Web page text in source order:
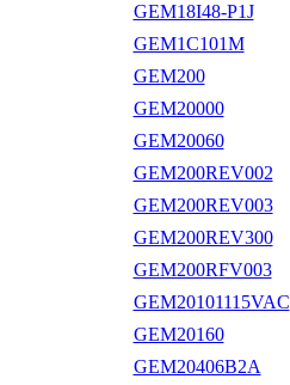
GEM18I48-P1J
GEM1C101M
GEM200
GEM20000
GEM20060
GEM200REV002
GEM200REV003
GEM200REV300
GEM200RFV003
GEM20101115VAC
GEM20160
GEM20406B2A